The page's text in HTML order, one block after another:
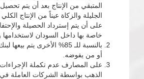
المتبقي من الإنتاج بعد أن يتم تحصيل
الجليلة والزكاة عيناً من الإنتاج
على أن يتم إسترداد الحصيلة
خاصة بها داخل السودان
بالنسبة للـ 85% الأخرى يتم
أو من يفوضه.
على المصارف عدم تكملة الإجراءات
الذهب بواسطة الشركات العاملة